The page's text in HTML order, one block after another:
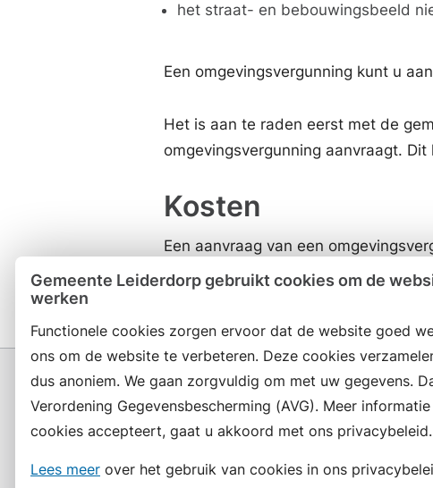
Gemeente Leiderdorp gebruikt cookies om de
werken
Functionele cookies zorgen ervoor dat de website goed
ons om de website te verbeteren. Deze cookies
dus anoniem. We gaan zorgvuldig om met uw gegevens.
Verordening Gegevensbescherming (AVG). Meer
cookies accepteert, gaat u akkoord met ons privacybeleid.
Lees meer over het gebruik van cookies in ons
het straat- en bebouwingsbeeld
Een omgevingsvergunning kunt u
Het is aan te raden eerst met de
omgevingsvergunning aanvraagt. Dit
Kosten
Een aanvraag van een
Legesverordening van de gemeente